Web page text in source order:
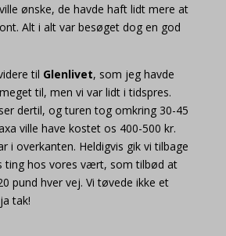
ønske, de havde haft lidt mere at
Alt i alt var besøget dog en god
til Glenlivet, som jeg havde
til, men vi var lidt i tidspres.
dertil, og turen tog omkring 30-45
ville have kostet os 400-500 kr.
i overkanten. Heldigvis gik vi tilbage
ting hos vores vært, som tilbød at
pund hver vej. Vi tøvede ikke et
tak!